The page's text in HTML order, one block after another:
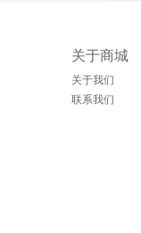
关于商城
关于我们
联系我们